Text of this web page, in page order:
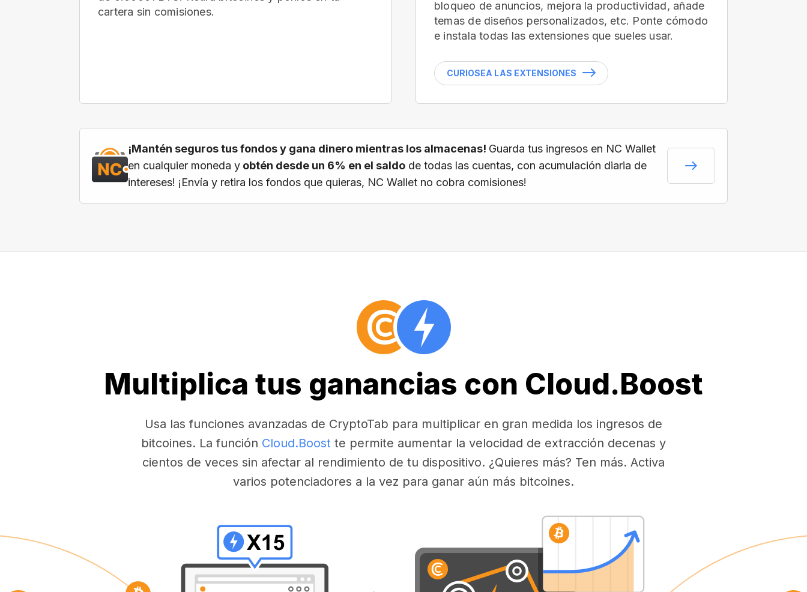
cartera sin comisiones.
bloqueo de anuncios, mejora la productividad, añade
temas de diseños personalizados, etc. Ponte cómodo
e instala todas las extensiones que sueles usar.
CURIOSEA LAS EXTENSIONES
¡Mantén seguros tus fondos y gana dinero mientras los almacenas! Guarda tus ingresos en NC Wallet
en cualquier moneda y obtén desde un 6% en el saldo de todas las cuentas, con acumulación diaria de
intereses! ¡Envía y retira los fondos que quieras, NC Wallet no cobra comisiones!
Multiplica tus ganancias con Cloud.Boost
Usa las funciones avanzadas de CryptoTab para multiplicar en gran medida los ingresos de
bitcoines. La función Cloud.Boost te permite aumentar la velocidad de extracción decenas y
cientos de veces sin afectar al rendimiento de tu dispositivo. ¿Quieres más? Ten más. Activa
varios potenciadores a la vez para ganar aún más bitcoines.